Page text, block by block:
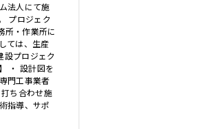
法人にて施
プロジェク
所・作業所に
ては、生産
設プロジェク
・ 設計図を
門工事業者
ち合わせ施
指導、サポ